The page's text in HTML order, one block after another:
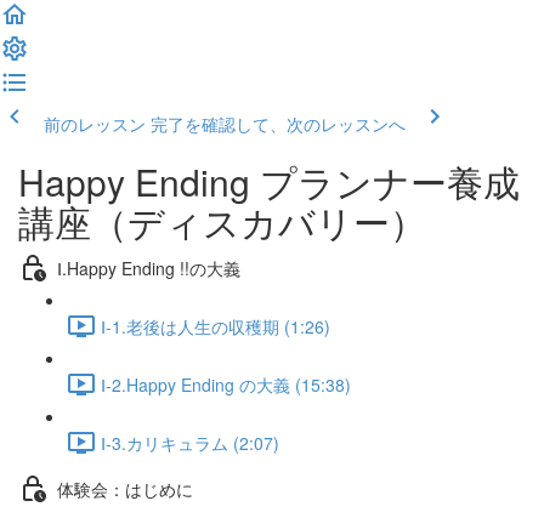
前のレッスン 完了を確認して、次のレッスンへ
Happy Ending プランナー養成
講座（ディスカバリー）
Ⅰ.Happy Ending !!の大義
Ⅰ-1.老後は人生の収穫期 (1:26)
Ⅰ-2.Happy Ending の大義 (15:38)
Ⅰ-3.カリキュラム (2:07)
体験会：はじめに